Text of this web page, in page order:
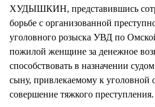
ХУДЫШКИН, представившись
борьбе с организованной
уголовного розыска УВД по
пожилой женщине за денежное
способствовать в назначении
сыну, привлекаемому к уголовной
совершение тяжкого преступления.